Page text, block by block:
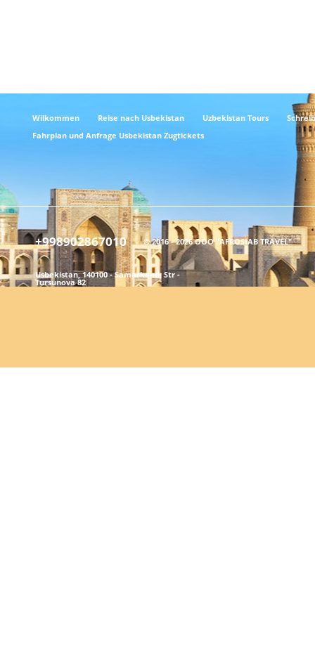
Wilkommen Reise nach Usbekistan Uzbekistan Tours
Fahrplan und Anfrage Usbekistan Zugtickets
+998902867010 © 2016 - 2026 ООО "AFROSIAB TRAVEL"
Usbekistan, 140100 - Samarkand, Str -
Tursunova 82